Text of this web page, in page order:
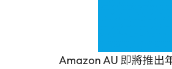
Amazon AU 即將推出